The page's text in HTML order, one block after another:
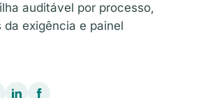
auditável por processo,
da exigência e painel